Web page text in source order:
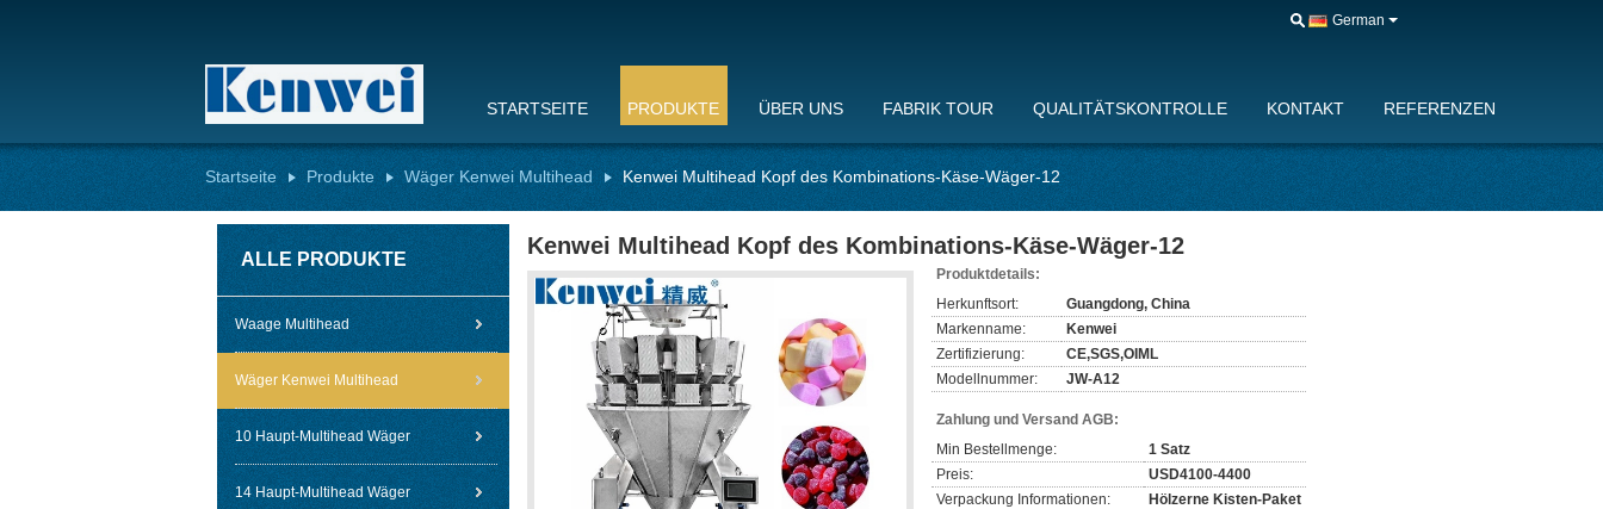
German
STARTSEITE PRODUKTE ÜBER UNS FABRIK TOUR QUALITÄTSKONTROLLE KONTAKT REFERENZEN
Startseite Produkte Wäger Kenwei Multihead Kenwei Multihead Kopf des Kombinations-Käse-Wäger-12
ALLE PRODUKTE
Waage Multihead
Wäger Kenwei Multihead
10 Haupt-Multihead Wäger
14 Haupt-Multihead Wäger
Kenwei Multihead Kopf des Kombinations-Käse-Wäger-12
Produktdetails:
Herkunftsort:
Guangdong, China
Markenname:
Kenwei
Zertifizierung:
CE,SGS,OIML
Modellnummer:
JW-A12
Zahlung und Versand AGB:
Min Bestellmenge:
1 Satz
Preis:
USD4100-4400
Verpackung Informationen:
Hölzerne Kisten-Paket